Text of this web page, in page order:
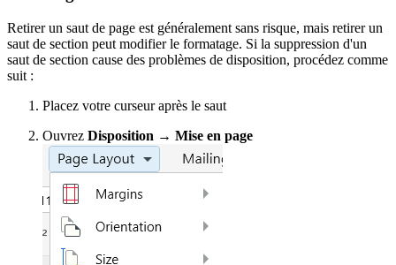
Retirer un saut de page est généralement sans risque, mais retirer un
saut de section peut modifier le formatage. Si la suppression d'un
saut de section cause des problèmes de disposition, procédez comme
suit :
Placez votre curseur après le saut
Ouvrez Disposition → Mise en page